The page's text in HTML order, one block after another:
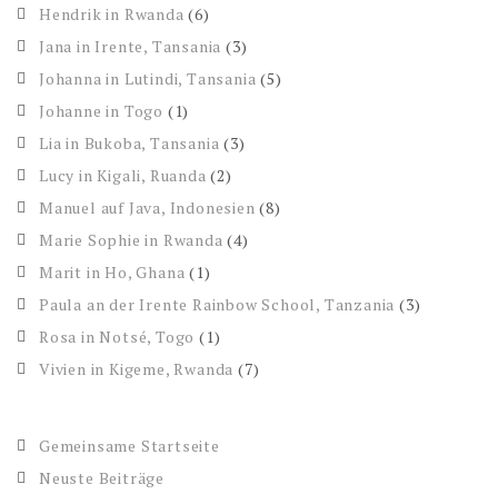
Hendrik in Rwanda (6)
Jana in Irente, Tansania (3)
Johanna in Lutindi, Tansania (5)
Johanne in Togo (1)
Lia in Bukoba, Tansania (3)
Lucy in Kigali, Ruanda (2)
Manuel auf Java, Indonesien (8)
Marie Sophie in Rwanda (4)
Marit in Ho, Ghana (1)
Paula an der Irente Rainbow School, Tanzania (3)
Rosa in Notsé, Togo (1)
Vivien in Kigeme, Rwanda (7)
Gemeinsame Startseite
Neuste Beiträge